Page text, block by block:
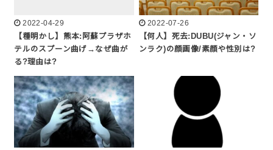
2022-04-29
【種明かし】熊本:阿蘇プラザホ
テルのスプーン曲げ→なぜ曲が
る?理由は?
2022-07-26
【何人】死去:DUBU(ジャン・ソ
ンラク)の顔画像/素顔や性別は?